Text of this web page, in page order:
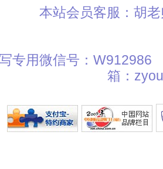
本站会员客服：胡
专用微信号：
箱：